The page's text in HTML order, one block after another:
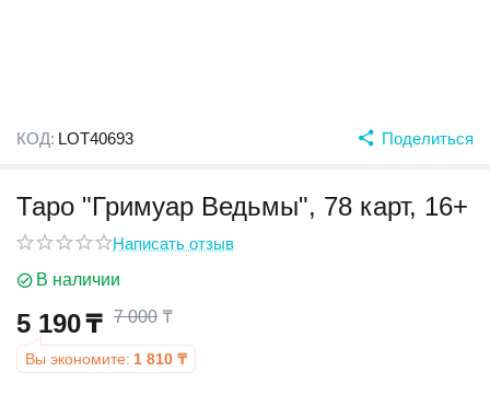
КОД: LOT40693 Поделиться
Таро "Гримуар Ведьмы", 78 карт, 16+
Написать отзыв
В наличии
5 190₸ 7 000 ₸
Вы экономите: 1 810 ₸